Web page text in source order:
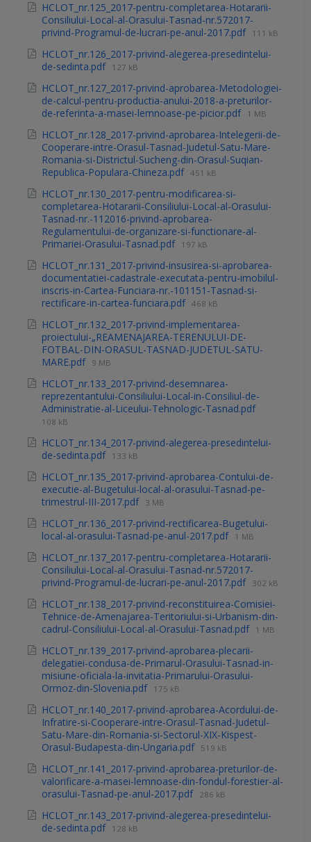
HCLOT_nr.125_2017-pentru-completarea-Hotararii-
Consiliului-Local-al-Orasului-Tasnad-nr.572017-
privind-Programul-de-lucrari-pe-anul-2017.pdf 111 kB
HCLOT_nr.126_2017-privind-alegerea-presedintelui-
de-sedinta.pdf 127 kB
HCLOT_nr.127_2017-privind-aprobarea-Metodologiei-
de-calcul-pentru-productia-anului-2018-a-preturilor-
de-referinta-a-masei-lemnoase-pe-picior.pdf 1 MB
HCLOT_nr.128_2017-privind-aprobarea-Intelegerii-de-
Cooperare-intre-Orasul-Tasnad-Judetul-Satu-Mare-
Romania-si-Districtul-Sucheng-din-Orasul-Suqian-
Republica-Populara-Chineza.pdf 451 kB
HCLOT_nr.130_2017-pentru-modificarea-si-
completarea-Hotararii-Consiliului-Local-al-Orasului-
Tasnad-nr.-112016-privind-aprobarea-
Regulamentului-de-organizare-si-functionare-al-
Primariei-Orasului-Tasnad.pdf 197 kB
HCLOT_nr.131_2017-privind-insusirea-si-aprobarea-
documentatiei-cadastrale-executata-pentru-imobilul-
inscris-in-Cartea-Funciara-nr.-101151-Tasnad-si-
rectificare-in-cartea-funciara.pdf 468 kB
HCLOT_nr.132_2017-privind-implementarea-
proiectului-„REAMENAJAREA-TERENULUI-DE-
FOTBAL-DIN-ORASUL-TASNAD-JUDETUL-SATU-
MARE.pdf 9 MB
HCLOT_nr.133_2017-privind-desemnarea-
reprezentantului-Consiliului-Local-in-Consiliul-de-
Administratie-al-Liceului-Tehnologic-Tasnad.pdf
108 kB
HCLOT_nr.134_2017-privind-alegerea-presedintelui-
de-sedinta.pdf 133 kB
HCLOT_nr.135_2017-privind-aprobarea-Contului-de-
executie-al-Bugetului-local-al-orasului-Tasnad-pe-
trimestrul-III-2017.pdf 3 MB
HCLOT_nr.136_2017-privind-rectificarea-Bugetului-
local-al-orasului-Tasnad-pe-anul-2017.pdf 1 MB
HCLOT_nr.137_2017-pentru-completarea-Hotararii-
Consiliului-Local-al-Orasului-Tasnad-nr.572017-
privind-Programul-de-lucrari-pe-anul-2017.pdf 302 kB
HCLOT_nr.138_2017-privind-reconstituirea-Comisiei-
Tehnice-de-Amenajarea-Teritoriului-si-Urbanism-din-
cadrul-Consiliului-Local-al-Orasului-Tasnad.pdf 1 MB
HCLOT_nr.139_2017-privind-aprobarea-plecarii-
delegatiei-condusa-de-Primarul-Orasului-Tasnad-in-
misiune-oficiala-la-invitatia-Primarului-Orasului-
Ormoz-din-Slovenia.pdf 175 kB
HCLOT_nr.140_2017-privind-aprobarea-Acordului-de-
Infratire-si-Cooperare-intre-Orasul-Tasnad-Judetul-
Satu-Mare-din-Romania-si-Sectorul-XIX-Kispest-
Orasul-Budapesta-din-Ungaria.pdf 519 kB
HCLOT_nr.141_2017-privind-aprobarea-preturilor-de-
valorificare-a-masei-lemnoase-din-fondul-forestier-al-
orasului-Tasnad-pe-anul-2017.pdf 286 kB
HCLOT_nr.143_2017-privind-alegerea-presedintelui-
de-sedinta.pdf 128 kB